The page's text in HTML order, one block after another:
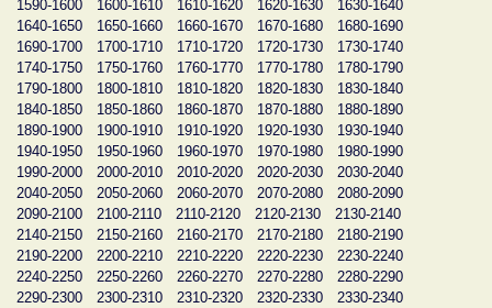
1590-1600
1600-1610 1610-1620 1620-1630
1630-1640
1640-1650
1650-1660 1660-1670 1670-1680
1680-1690
1690-1700
1700-1710 1710-1720 1720-1730
1730-1740
1740-1750
1750-1760 1760-1770 1770-1780
1780-1790
1790-1800
1800-1810 1810-1820 1820-1830
1830-1840
1840-1850
1850-1860 1860-1870 1870-1880
1880-1890
1890-1900
1900-1910 1910-1920 1920-1930
1930-1940
1940-1950
1950-1960 1960-1970 1970-1980
1980-1990
1990-2000
2000-2010 2010-2020 2020-2030
2030-2040
2040-2050
2050-2060 2060-2070 2070-2080
2080-2090
2090-2100
2100-2110 2110-2120 2120-2130
2130-2140
2140-2150
2150-2160 2160-2170 2170-2180
2180-2190
2190-2200
2200-2210 2210-2220 2220-2230
2230-2240
2240-2250
2250-2260 2260-2270 2270-2280
2280-2290
2290-2300
2300-2310 2310-2320 2320-2330
2330-2340